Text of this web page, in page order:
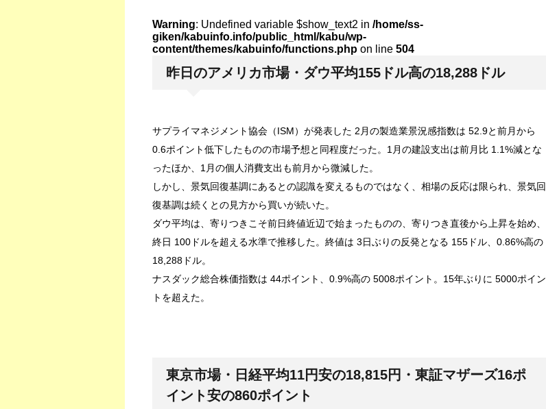
Warning: Undefined variable $show_text2 in /home/ss-
giken/kabuinfo.info/public_html/kabu/wp-
content/themes/kabuinfo/functions.php on line 504
昨日のアメリカ市場・ダウ平均155ドル高の18,288ドル
サプライマネジメント協会（ISM）が発表した 2月の製造業景況感指数は 52.9と前月から
0.6ポイント低下したものの市場予想と同程度だった。1月の建設支出は前月比 1.1%減とな
ったほか、1月の個人消費支出も前月から微減した。
しかし、景気回復基調にあるとの認識を変えるものではなく、相場の反応は限られ、景気回
復基調は続くとの見方から買いが続いた。
ダウ平均は、寄りつきこそ前日終値近辺で始まったものの、寄りつき直後から上昇を始め、
終日 100ドルを超える水準で推移した。終値は 3日ぶりの反発となる 155ドル、0.86%高の
18,288ドル。
ナスダック総合株価指数は 44ポイント、0.9%高の 5008ポイント。15年ぶりに 5000ポイン
トを超えた。
東京市場・日経平均11円安の18,815円・東証マザーズ16ポ
イント安の860ポイント